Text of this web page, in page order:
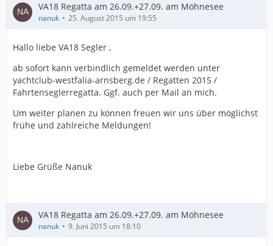
VA18 Regatta am 26.09.+27.09. am Möhnesee
nanuk 25. August 2015 um 19:55
Hallo liebe VA18 Segler ,
ab sofort kann verbindlich gemeldet werden unter
yachtclub-westfalia-arnsberg.de / Regatten 2015 /
Fahrtenseglerregatta. Ggf. auch per Mail an mich.
Um weiter planen zu können freuen wir uns über möglichst
frühe und zahlreiche Meldungen!
Liebe Grüße Nanuk
VA18 Regatta am 26.09.+27.09. am Möhnesee
nanuk 9. Juni 2015 um 18:10